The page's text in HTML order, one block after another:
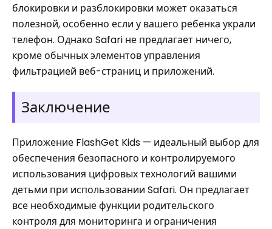
блокировки и разблокировки может оказаться
полезной, особенно если у вашего ребенка украли
телефон. Однако Safari не предлагает ничего,
кроме обычных элементов управления
фильтрацией веб-страниц и приложений.
Заключение
Приложение FlashGet Kids — идеальный выбор для
обеспечения безопасного и контролируемого
использования цифровых технологий вашими
детьми при использовании Safari. Он предлагает
все необходимые функции родительского
контроля для мониторинга и ограничения